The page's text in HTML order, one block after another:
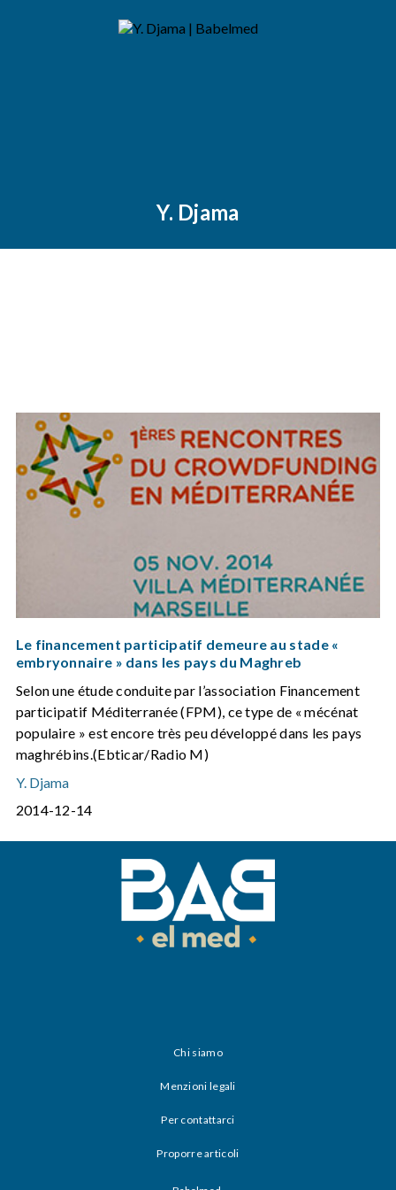
Y. Djama
Le financement participatif demeure au stade «
embryonnaire » dans les pays du Maghreb
Selon une étude conduite par l’association Financement
participatif Méditerranée (FPM), ce type de « mécénat
populaire » est encore très peu développé dans les pays
maghrébins.(Ebticar/Radio M)
Y. Djama
2014-12-14
Chi siamo
Menzioni legali
Per contattarci
Proporre articoli